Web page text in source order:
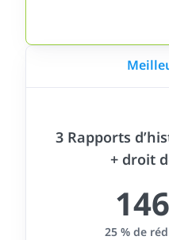
3 Rapports
+ droit
25 % de